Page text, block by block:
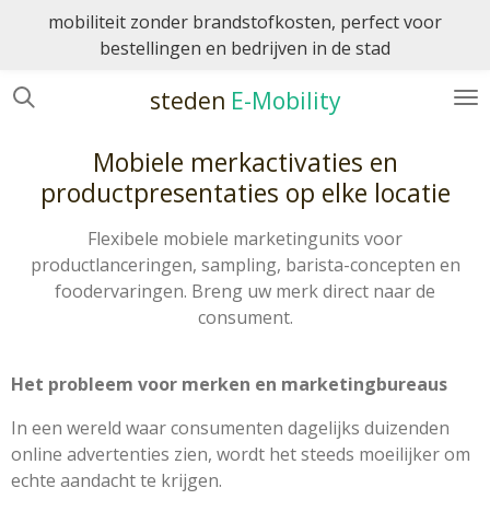
de
steden E-Mobility
mobiliteit zonder brandstofkosten, perfect voor
bestellingen en bedrijven in de stad
Mobiele merkactivaties en
productpresentaties op elke locatie
Flexibele mobiele marketingunits voor
productlanceringen, sampling, barista-concepten en
foodervaringen. Breng uw merk direct naar de
consument.
Het probleem voor merken en marketingbureaus
In een wereld waar consumenten dagelijks duizenden
online advertenties zien, wordt het steeds moeilijker om
echte aandacht te krijgen.